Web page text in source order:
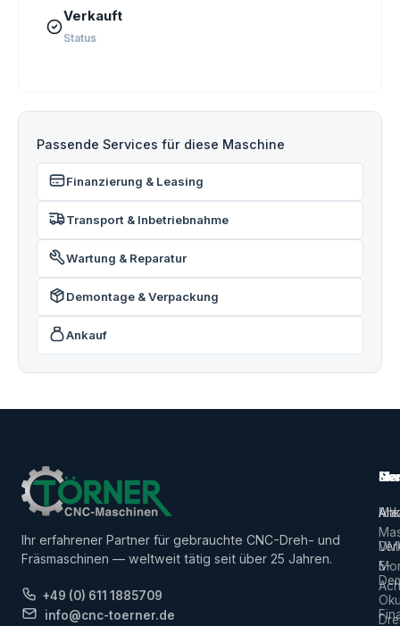
Verkauft
Status
Passende Services für diese Maschine
Finanzierung & Leasing
Transport & Inbetriebnahme
Wartung & Reparatur
Demontage & Verpackung
Ankauf
Ihr erfahrener Partner für gebrauchte CNC-Dreh- und
Fräsmaschinen — weltweit tätig seit über 25 Jahren.
+49 (0) 611 1885709
info@cnc-toerner.de
Alle
5-